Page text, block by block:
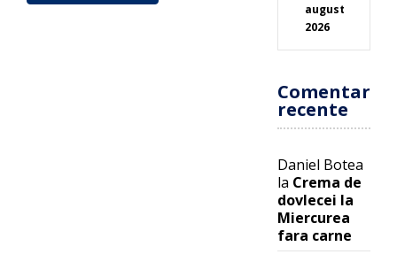
august
2026
Comentarii
recente
Daniel Botea
la Crema de
dovlecei la
Miercurea
fara carne